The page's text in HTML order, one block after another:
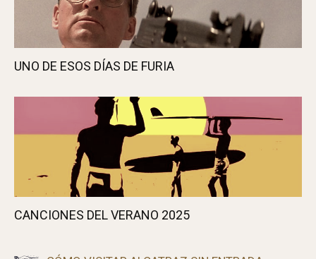
UNO DE ESOS DÍAS DE FURIA
CANCIONES DEL VERANO 2025